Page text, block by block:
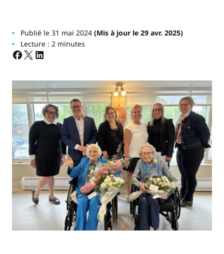
Publié le 31 mai 2024(Mis à jour le 29 avr. 2025)
Lecture : 2 minutes